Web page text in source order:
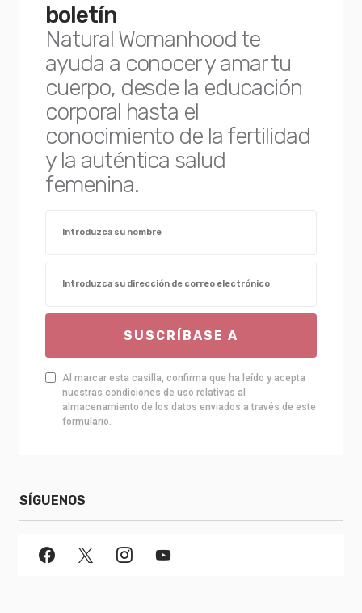
boletín
Natural Womanhood te
ayuda a conocer y amar tu
cuerpo, desde la educación
corporal hasta el
conocimiento de la fertilidad
y la auténtica salud
femenina.
SUSCRÍBASE A
Al marcar esta casilla, confirma que ha leído y acepta
nuestras condiciones de uso relativas al
almacenamiento de los datos enviados a través de este
formulario.
SÍGUENOS